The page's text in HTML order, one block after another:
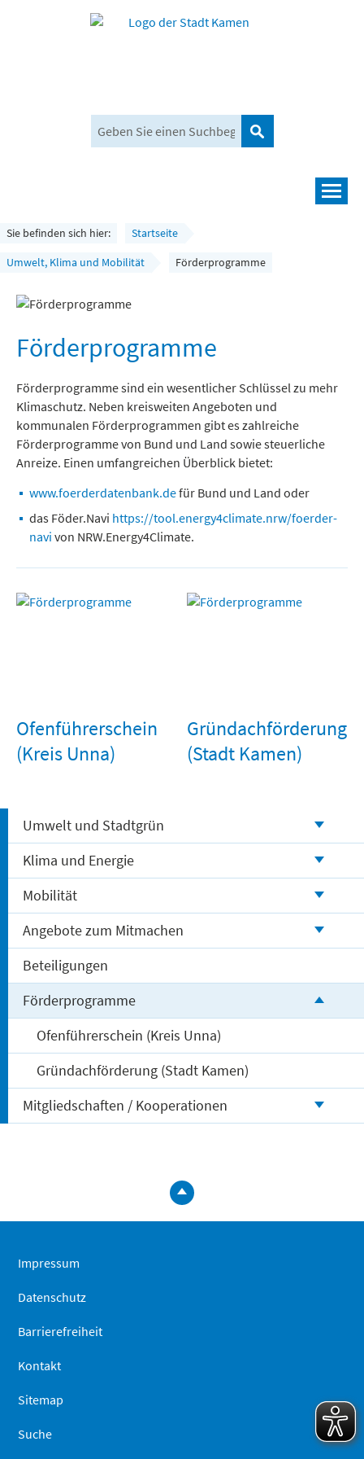
Suchen
Leben und mehr
Rathaus und Bürgerservice
Wirtschaft und Planen
Freizeit und Tourismus
Sie befinden sich hier:
Startseite
Umwelt, Klima und Mobilität
Förderprogramme
Förderprogramme
Förderprogramme sind ein wesentlicher Schlüssel zu mehr
Klimaschutz. Neben kreisweiten Angeboten und
kommunalen Förderprogrammen gibt es zahlreiche
Förderprogramme von Bund und Land sowie steuerliche
Anreize. Einen umfangreichen Überblick bietet:
www.foerderdatenbank.defür Bund und Land oder
das Föder.Navi https://tool.energy4climate.nrw/foerder-
navi von NRW.Energy4Climate.
Ofenführerschein
(Kreis Unna)
Gründachförderung
(Stadt Kamen)
Umwelt und Stadtgrün
Klima und Energie
Mobilität
Angebote zum Mitmachen
Beteiligungen
Förderprogramme
Ofenführerschein (Kreis Unna)
Gründachförderung (Stadt Kamen)
Mitgliedschaften / Kooperationen
zum
Impressum
Datenschutz
Barrierefreiheit
Kontakt
Sitemap
Suche